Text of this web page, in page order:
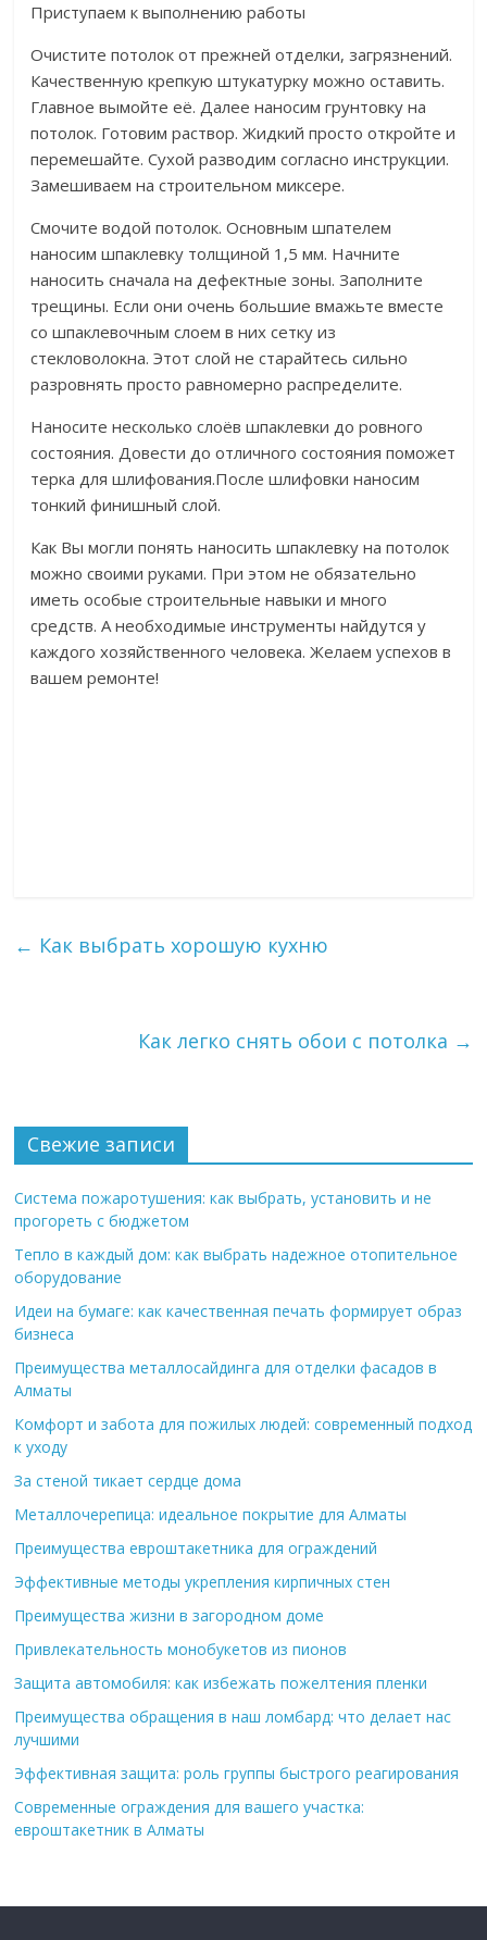
Приступаем к выполнению работы
Очистите потолок от прежней отделки, загрязнений.
Качественную крепкую штукатурку можно оставить.
Главное вымойте её. Далее наносим грунтовку на
потолок. Готовим раствор. Жидкий просто откройте и
перемешайте. Сухой разводим согласно инструкции.
Замешиваем на строительном миксере.
Смочите водой потолок. Основным шпателем
наносим шпаклевку толщиной 1,5 мм. Начните
наносить сначала на дефектные зоны. Заполните
трещины. Если они очень большие вмажьте вместе
со шпаклевочным слоем в них сетку из
стекловолокна. Этот слой не старайтесь сильно
разровнять просто равномерно распределите.
Наносите несколько слоёв шпаклевки до ровного
состояния. Довести до отличного состояния поможет
терка для шлифования.После шлифовки наносим
тонкий финишный слой.
Как Вы могли понять наносить шпаклевку на потолок
можно своими руками. При этом не обязательно
иметь особые строительные навыки и много
средств. А необходимые инструменты найдутся у
каждого хозяйственного человека. Желаем успехов в
вашем ремонте!
← Как выбрать хорошую кухню
Как легко снять обои с потолка →
Свежие записи
Система пожаротушения: как выбрать, установить и не
прогореть с бюджетом
Тепло в каждый дом: как выбрать надежное отопительное
оборудование
Идеи на бумаге: как качественная печать формирует образ
бизнеса
Преимущества металлосайдинга для отделки фасадов в
Алматы
Комфорт и забота для пожилых людей: современный подход
к уходу
За стеной тикает сердце дома
Металлочерепица: идеальное покрытие для Алматы
Преимущества евроштакетника для ограждений
Эффективные методы укрепления кирпичных стен
Преимущества жизни в загородном доме
Привлекательность монобукетов из пионов
Защита автомобиля: как избежать пожелтения пленки
Преимущества обращения в наш ломбард: что делает нас
лучшими
Эффективная защита: роль группы быстрого реагирования
Современные ограждения для вашего участка:
евроштакетник в Алматы